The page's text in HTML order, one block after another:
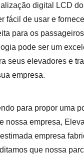
digital LCD
fácil de usar e
para os
pode ser um
seus elevadores e
empresa.
para propor uma
nossa empresa,
empresa
que nossa